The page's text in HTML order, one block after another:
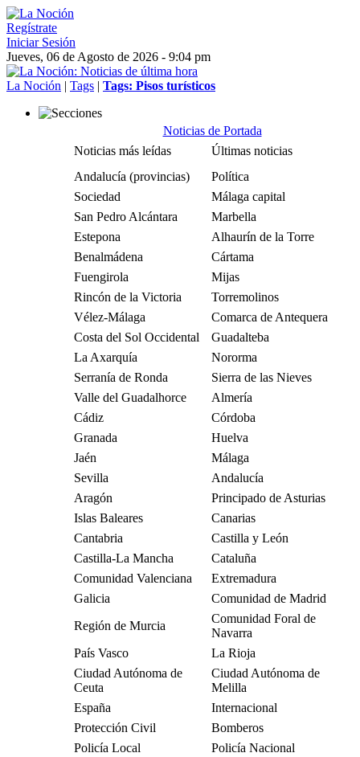
Regístrate
Iniciar Sesión
Jueves, 06 de Agosto de 2026 - 9:04 pm
La Noción | Tags | Tags: Pisos turísticos
Noticias de Portada
Noticias más leídas
Últimas noticias
Andalucía (provincias)
Política
Sociedad
Málaga capital
San Pedro Alcántara
Marbella
Estepona
Alhaurín de la Torre
Benalmádena
Cártama
Fuengirola
Mijas
Rincón de la Victoria
Torremolinos
Vélez-Málaga
Comarca de Antequera
Costa del Sol Occidental
Guadalteba
La Axarquía
Nororma
Serranía de Ronda
Sierra de las Nieves
Valle del Guadalhorce
Almería
Cádiz
Córdoba
Granada
Huelva
Jaén
Málaga
Sevilla
Andalucía
Aragón
Principado de Asturias
Islas Baleares
Canarias
Cantabria
Castilla y León
Castilla-La Mancha
Cataluña
Comunidad Valenciana
Extremadura
Galicia
Comunidad de Madrid
Región de Murcia
Comunidad Foral de
Navarra
País Vasco
La Rioja
Ciudad Autónoma de
Ceuta
Ciudad Autónoma de
Melilla
España
Internacional
Protección Civil
Bomberos
Policía Local
Policía Nacional